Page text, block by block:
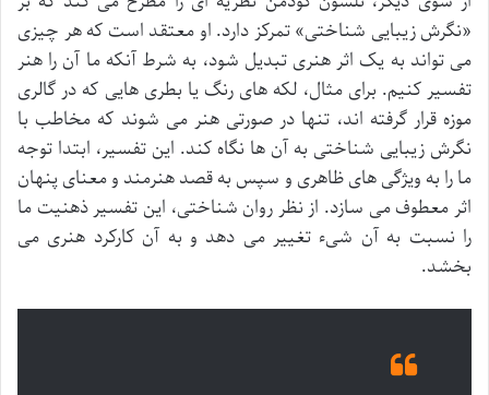
«نگرش زیبایی شناختی» تمرکز دارد. او معتقد است که هر چیزی
می تواند به یک اثر هنری تبدیل شود، به شرط آنکه ما آن را هنر
تفسیر کنیم. برای مثال، لکه های رنگ یا بطری هایی که در گالری
موزه قرار گرفته اند، تنها در صورتی هنر می شوند که مخاطب با
نگرش زیبایی شناختی به آن ها نگاه کند. این تفسیر، ابتدا توجه
ما را به ویژگی های ظاهری و سپس به قصد هنرمند و معنای پنهان
اثر معطوف می سازد. از نظر روان شناختی، این تفسیر ذهنیت ما
را نسبت به آن شیء تغییر می دهد و به آن کارکرد هنری می
بخشد.